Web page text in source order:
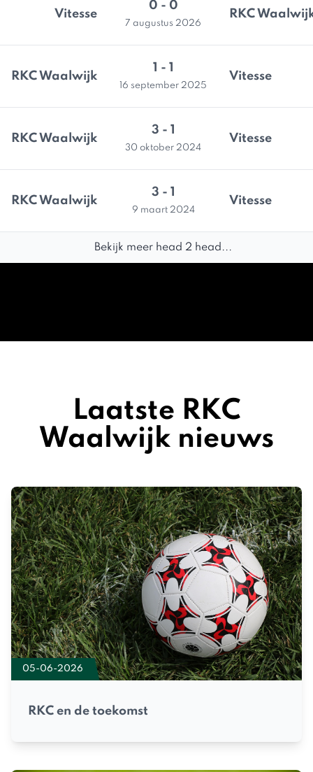
Vitesse
0 - 0
7 augustus 2026
RKC
RKC Waalwijk
1 - 1
16 september 2025
Vitesse
RKC Waalwijk
3 - 1
30 oktober 2024
Vitesse
RKC Waalwijk
3 - 1
9 maart 2024
Vitesse
Bekijk meer head 2 head...
Laatste RKC
Waalwijk nieuws
05-06-2026
RKC en de toekomst